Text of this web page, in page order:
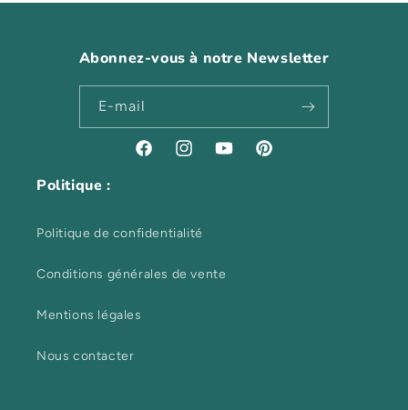
Abonnez-vous à notre Newsletter
E-mail
FacebookInstagramYouTubePinterest
Politique :
Politique de confidentialité
Conditions générales de vente
Mentions légales
Nous contacter